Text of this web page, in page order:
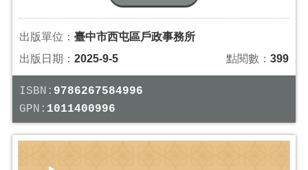
出版單位： 臺中市西屯區戶政事務所
出版日期： 2025-9-5 點閱數：399
ISBN: 9786267584996
GPN: 1011400996